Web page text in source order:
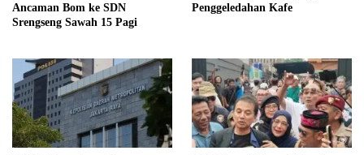
Ancaman Bom ke SDN
Srengseng Sawah 15 Pagi
Penggeledahan Kafe